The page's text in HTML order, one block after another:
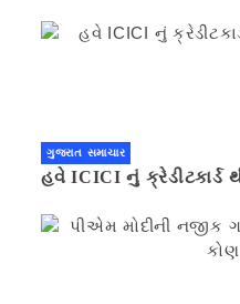
ગુજરાત સમાચાર
હવે ICICI નું ક્રેડીટકાર્ડ